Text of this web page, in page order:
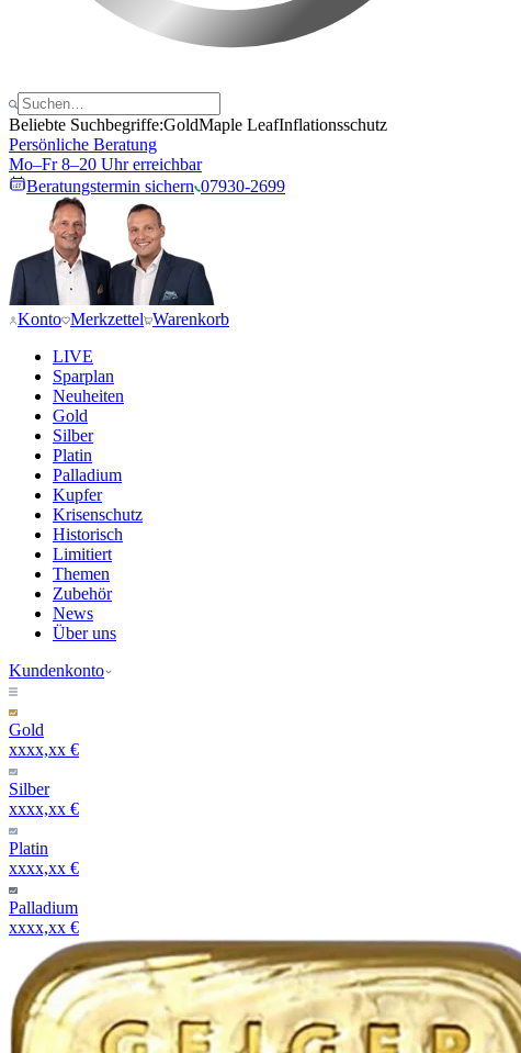
Beliebte Suchbegriffe:GoldMaple LeafInflationsschutz
Persönliche Beratung
Mo–Fr 8–20 Uhr erreichbar
Beratungstermin sichern 07930-2699
Konto Merkzettel Warenkorb
LIVE
Sparplan
Neuheiten
Gold
Silber
Platin
Palladium
Kupfer
Krisenschutz
Historisch
Limitiert
Themen
Zubehör
News
Über uns
Kundenkonto
Gold
xxxx,xx €
Silber
xxxx,xx €
Platin
xxxx,xx €
Palladium
xxxx,xx €